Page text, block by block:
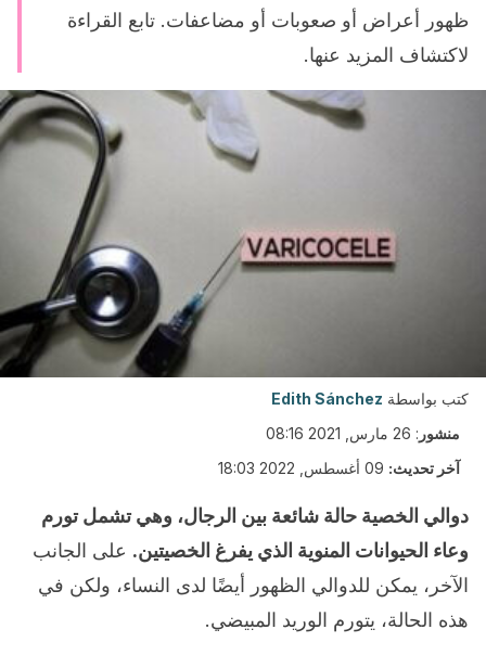
ظهور أعراض أو صعوبات أو مضاعفات. تابع القراءة
لاكتشاف المزيد عنها.
كتب بواسطة Edith Sánchez
منشور : 26 مارس, 2021 08:16
آخر تحديث: 09 أغسطس, 2022 18:03
دوالي الخصية حالة شائعة بين الرجال، وهي تشمل تورم
وعاء الحيوانات المنوية الذي يفرغ الخصيتين. على الجانب
الآخر، يمكن للدوالي الظهور أيضًا لدى النساء، ولكن في
هذه الحالة، يتورم الوريد المبيضي.